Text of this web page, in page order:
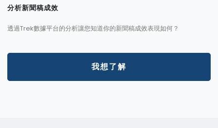
分析新聞稿成效
透過Trek數據平台的分析讓您知道你的新聞稿成效表現如何？
我想了解